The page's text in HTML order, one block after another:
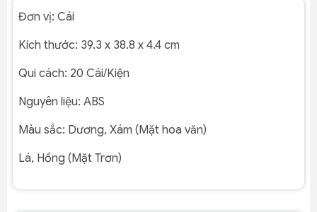
Đơn vị: Cái
Kích thước: 39.3 x 38.8 x 4.4 cm
Qui cách: 20 Cái/Kiện
Nguyên liệu: ABS
Màu sắc: Dương, Xám (Mặt hoa văn)
Lá, Hồng (Mặt Trơn)